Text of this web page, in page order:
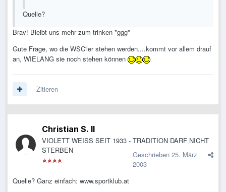
Quelle?
Brav! Bleibt uns mehr zum trinken *ggg*
Gute Frage, wo die WSC'ler stehen werden....kommt vor allem drauf
an, WIELANG sie noch stehen können
Zitieren
Christian S. II
VIOLETT WEISS SEIT 1933 - TRADITION DARF NICHT
STERBEN
Geschrieben 25. März
2003
Quelle? Ganz einfach: www.sportklub.at